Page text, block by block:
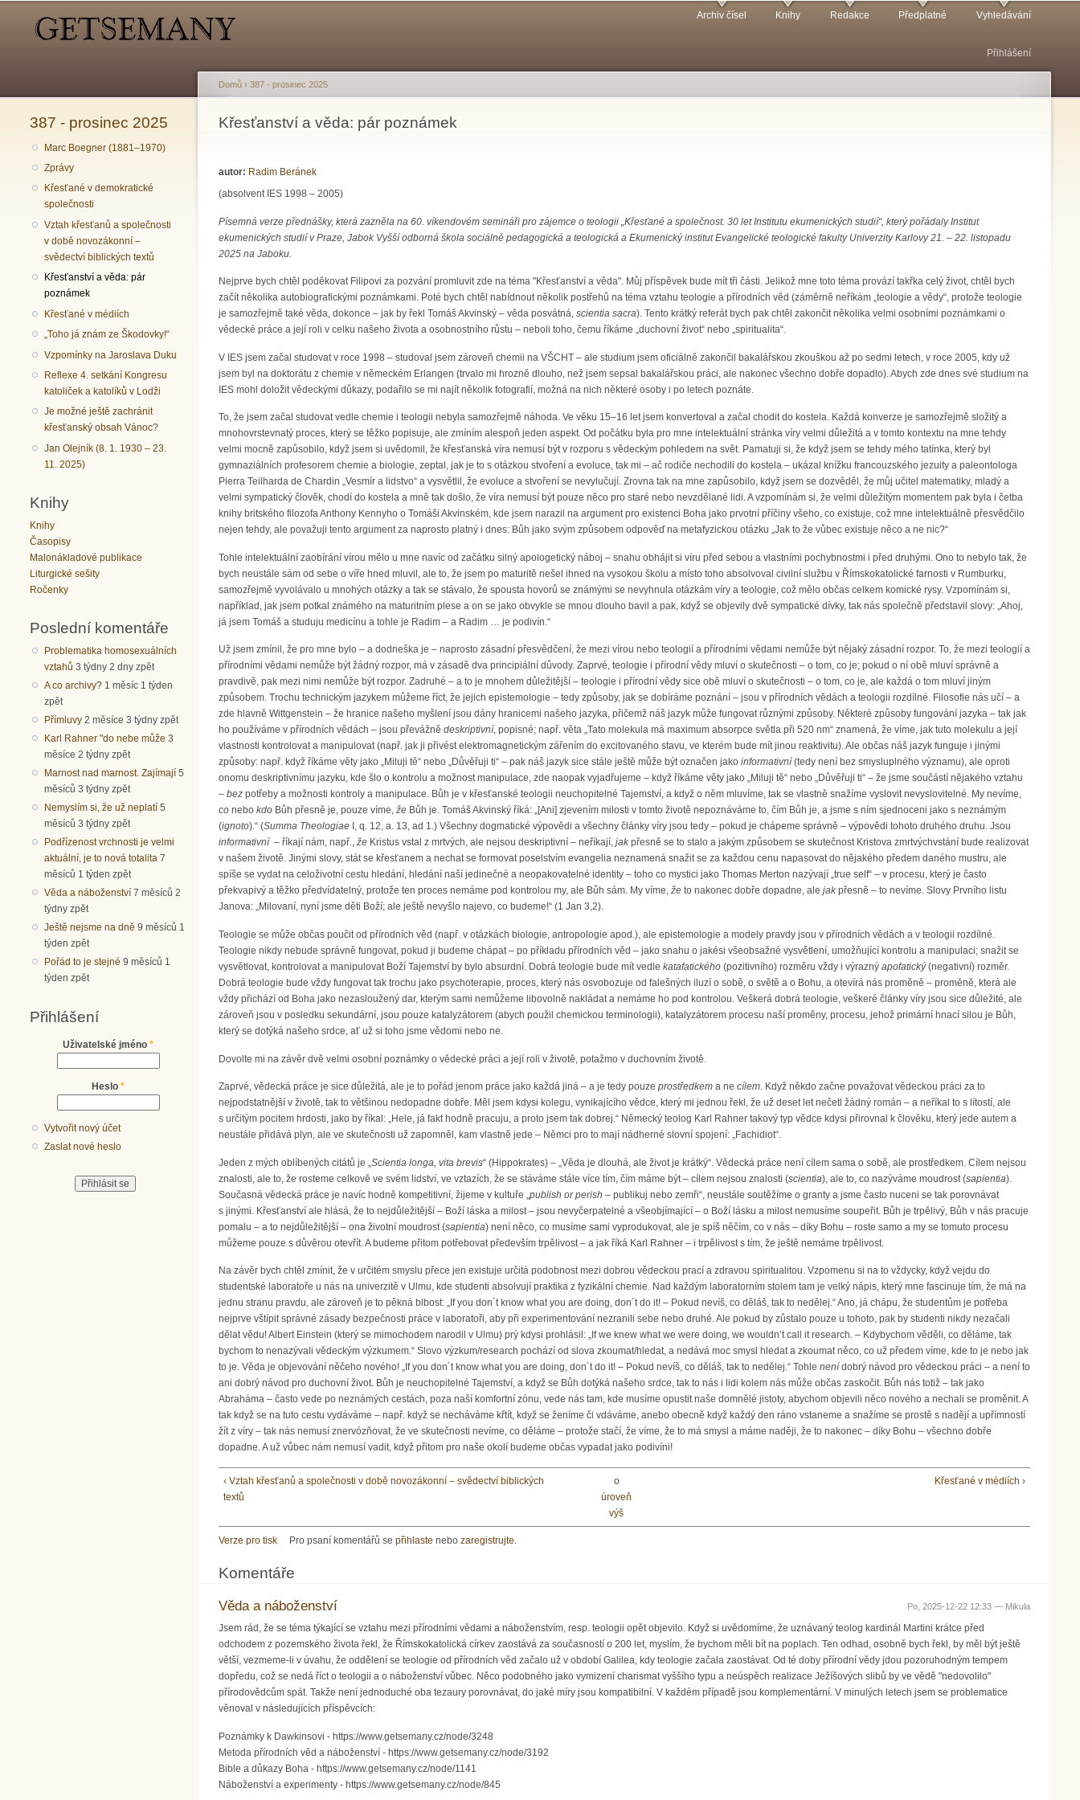
Archiv čísel Knihy Redakce Předplatné Vyhledávání
Přihlášení
387 - prosinec 2025
Marc Boegner (1881–1970)
Zprávy
Křesťané v demokratické
společnosti
Vztah křesťanů a společnosti
v době novozákonní –
svědectví biblických textů
Křesťanství a věda: pár
poznámek
Křesťané v médiích
„Toho já znám ze Škodovky!“
Vzpomínky na Jaroslava Duku
Reflexe 4. setkání Kongresu
katoliček a katolíků v Lodži
Je možné ještě zachránit
křesťanský obsah Vánoc?
Jan Olejník (8. 1. 1930 – 23.
11. 2025)
Knihy
Knihy
Časopisy
Malonákladové publikace
Liturgické sešity
Ročenky
Poslední komentáře
Problematika homosexuálních
vztahů 3 týdny 2 dny zpět
A co archivy? 1 měsíc 1 týden
zpět
Přímluvy 2 měsíce 3 týdny zpět
Karl Rahner "do nebe může 3
měsíce 2 týdny zpět
Marnost nad marnost. Zajímají 5
měsíců 3 týdny zpět
Nemyslím si, že už neplatí 5
měsíců 3 týdny zpět
Podřízenost vrchnosti je velmi
aktuální, je to nová totalita 7
měsíců 1 týden zpět
Věda a náboženství 7 měsíců 2
týdny zpět
Ještě nejsme na dně 9 měsíců 1
týden zpět
Pořád to je stejné 9 měsíců 1
týden zpět
Přihlášení
Uživatelské jméno *
Heslo *
Vytvořit nový účet
Zaslat nové heslo
Jste zde
Domů › 387 - prosinec 2025
Křesťanství a věda: pár poznámek
autor: Radim Beránek
(absolvent IES 1998 – 2005)
Písemná verze přednášky, která zazněla na 60. víkendovém semináři pro zájemce o teologii „Křesťané a společnost. 30 let Institutu ekumenických studií“, který pořádaly Institut
ekumenických studií v Praze, Jabok Vyšší odborná škola sociálně pedagogická a teologická a Ekumenický institut Evangelické teologické fakulty Univerzity Karlovy 21. – 22. listopadu
2025 na Jaboku.
Nejprve bych chtěl poděkovat Filipovi za pozvání promluvit zde na téma "Křesťanství a věda". Můj příspěvek bude mít tři části. Jelikož mne toto téma provází takřka celý život, chtěl bych
začít několika autobiografickými poznámkami. Poté bych chtěl nabídnout několik postřehů na téma vztahu teologie a přírodních věd (záměrně neříkám „teologie a vědy“, protože teologie
je samozřejmě také věda, dokonce – jak by řekl Tomáš Akvinský – věda posvátná, scientia sacra). Tento krátký referát bych pak chtěl zakončit několika velmi osobními poznámkami o
vědecké práce a její roli v celku našeho života a osobnostního růstu – neboli toho, čemu říkáme „duchovní život“ nebo „spiritualita“.
V IES jsem začal studovat v roce 1998 – studoval jsem zároveň chemii na VŠCHT – ale studium jsem oficiálně zakončil bakalářskou zkouškou až po sedmi letech, v roce 2005, kdy už
jsem byl na doktorátu z chemie v německém Erlangen (trvalo mi hrozně dlouho, než jsem sepsal bakalářskou práci, ale nakonec všechno dobře dopadlo). Abych zde dnes své studium na
IES mohl doložit vědeckými důkazy, podařilo se mi najít několik fotografií, možná na nich některé osoby i po letech poznáte.
To, že jsem začal studovat vedle chemie i teologii nebyla samozřejmě náhoda. Ve věku 15–16 let jsem konvertoval a začal chodit do kostela. Každá konverze je samozřejmě složitý a
mnohovrstevnatý proces, který se těžko popisuje, ale zmíním alespoň jeden aspekt. Od počátku byla pro mne intelektuální stránka víry velmi důležitá a v tomto kontextu na mne tehdy
velmi mocně zapůsobilo, když jsem si uvědomil, že křesťanská víra nemusí být v rozporu s vědeckým pohledem na svět. Pamatuji si, že když jsem se tehdy mého tatínka, který byl
gymnaziálních profesorem chemie a biologie, zeptal, jak je to s otázkou stvoření a evoluce, tak mi – ač rodiče nechodili do kostela – ukázal knížku francouzského jezuity a paleontologa
Pierra Teilharda de Chardin „Vesmír a lidstvo“ a vysvětlil, že evoluce a stvoření se nevylučují. Zrovna tak na mne zapůsobilo, když jsem se dozvěděl, že můj učitel matematiky, mladý a
velmi sympatický člověk, chodí do kostela a mně tak došlo, že víra nemusí být pouze něco pro staré nebo nevzdělané lidi. A vzpomínám si, že velmi důležitým momentem pak byla i četba
knihy britského filozofa Anthony Kennyho o Tomáši Akvinském, kde jsem narazil na argument pro existenci Boha jako prvotní příčiny všeho, co existuje, což mne intelektuálně přesvědčilo
nejen tehdy, ale považuji tento argument za naprosto platný i dnes: Bůh jako svým způsobem odpověď na metafyzickou otázku „Jak to že vůbec existuje něco a ne nic?“
Tohle intelektuální zaobírání vírou mělo u mne navíc od začátku silný apologetický náboj – snahu obhájit si víru před sebou a vlastními pochybnostmi i před druhými. Ono to nebylo tak, že
bych neustále sám od sebe o víře hned mluvil, ale to, že jsem po maturitě nešel ihned na vysokou školu a místo toho absolvoval civilní službu v Římskokatolické farnosti v Rumburku,
samozřejmě vyvolávalo u mnohých otázky a tak se stávalo, že spousta hovorů se známými se nevyhnula otázkám víry a teologie, což mělo občas celkem komické rysy. Vzpomínám si,
například, jak jsem potkal známého na maturitním plese a on se jako obvykle se mnou dlouho bavil a pak, když se objevily dvě sympatické dívky, tak nás společně představil slovy: „Ahoj,
já jsem Tomáš a studuju medicínu a tohle je Radim – a Radim … je podivín.“
Už jsem zmínil, že pro mne bylo – a dodneška je – naprosto zásadní přesvědčení, že mezi vírou nebo teologií a přírodními vědami nemůže být nějaký zásadní rozpor. To, že mezi teologií a
přírodními vědami nemůže být žádný rozpor, má v zásadě dva principiální důvody. Zaprvé, teologie i přírodní vědy mluví o skutečnosti – o tom, co je; pokud o ní obě mluví správně a
pravdivě, pak mezi nimi nemůže být rozpor. Zadruhé – a to je mnohem důležitější – teologie i přírodní vědy sice obě mluví o skutečnosti – o tom, co je, ale každá o tom mluví jiným
způsobem. Trochu technickým jazykem můžeme říct, že jejich epistemologie – tedy způsoby, jak se dobíráme poznání – jsou v přírodních vědách a teologii rozdílné. Filosofie nás učí – a
zde hlavně Wittgenstein – že hranice našeho myšlení jsou dány hranicemi našeho jazyka, přičemž náš jazyk může fungovat různými způsoby. Některé způsoby fungování jazyka – tak jak
ho používáme v přírodních vědách – jsou převážně deskriptivní, popisné; např. věta „Tato molekula má maximum absorpce světla při 520 nm“ znamená, že víme, jak tuto molekulu a její
vlastnosti kontrolovat a manipulovat (např. jak ji přivést elektromagnetickým zářením do excitovaného stavu, ve kterém bude mít jinou reaktivitu). Ale občas náš jazyk funguje i jinými
způsoby: např. když říkáme věty jako „Miluji tě“ nebo „Důvěřuji ti“ – pak náš jazyk sice stále ještě může být označen jako informativní (tedy není bez smysluplného významu), ale oproti
onomu deskriptivnímu jazyku, kde šlo o kontrolu a možnost manipulace, zde naopak vyjadřujeme – když říkáme věty jako „Miluji tě“ nebo „Důvěřuji ti“ – že jsme součástí nějakého vztahu
– bez potřeby a možnosti kontroly a manipulace. Bůh je v křesťanské teologii neuchopitelné Tajemství, a když o něm mluvíme, tak se vlastně snažíme vyslovit nevyslovitelné. My nevíme,
co nebo kdo Bůh přesně je, pouze víme, že Bůh je. Tomáš Akvinský říká: „[Ani] zjevením milosti v tomto životě nepoznáváme to, čím Bůh je, a jsme s ním sjednoceni jako s neznámým
(ignoto).“ (Summa Theologiae I, q. 12, a. 13, ad 1.) Všechny dogmatické výpovědi a všechny články víry jsou tedy – pokud je chápeme správně – výpovědi tohoto druhého druhu. Jsou
informativní ­ – říkají nám, např., že Kristus vstal z mrtvých, ale nejsou deskriptivní – neříkají, jak přesně se to stalo a jakým způsobem se skutečnost Kristova zmrtvýchvstání bude realizovat
v našem životě. Jinými slovy, stát se křesťanem a nechat se formovat poselstvím evangelia neznamená snažit se za každou cenu napasovat do nějakého předem daného mustru, ale
spíše se vydat na celoživotní cestu hledání, hledání naší jedinečné a neopakovatelné identity – toho co mystici jako Thomas Merton nazývají „true self“ – v procesu, který je často
překvapivý a těžko předvídatelný, protože ten proces nemáme pod kontrolou my, ale Bůh sám. My víme, že to nakonec dobře dopadne, ale jak přesně – to nevíme. Slovy Prvního listu
Janova: „Milovaní, nyní jsme děti Boží; ale ještě nevyšlo najevo, co budeme!“ (1 Jan 3,2).
Teologie se může občas poučit od přírodních věd (např. v otázkách biologie, antropologie apod.), ale epistemologie a modely pravdy jsou v přírodních vědách a v teologii rozdílné.
Teologie nikdy nebude správně fungovat, pokud ji budeme chápat – po příkladu přírodních věd – jako snahu o jakési všeobsažné vysvětlení, umožňující kontrolu a manipulaci; snažit se
vysvětlovat, kontrolovat a manipulovat Boží Tajemství by bylo absurdní. Dobrá teologie bude mít vedle katafatického (pozitivního) rozměru vždy i výrazný apofatický(negativní) rozměr.
Dobrá teologie bude vždy fungovat tak trochu jako psychoterapie, proces, který nás osvobozuje od falešných iluzí o sobě, o světě a o Bohu, a otevírá nás proměně – proměně, která ale
vždy přichází od Boha jako nezasloužený dar, kterým sami nemůžeme libovolně nakládat a nemáme ho pod kontrolou. Veškerá dobrá teologie, veškeré články víry jsou sice důležité, ale
zároveň jsou v posledku sekundární, jsou pouze katalyzátorem (abych použil chemickou terminologii), katalyzátorem procesu naší proměny, procesu, jehož primární hnací silou je Bůh,
který se dotýká našeho srdce, ať už si toho jsme vědomi nebo ne.
Dovolte mi na závěr dvě velmi osobní poznámky o vědecké práci a její roli v životě, potažmo v duchovním životě.
Zaprvé, vědecká práce je sice důležitá, ale je to pořád jenom práce jako každá jiná – a je tedy pouze prostředkem a ne cílem. Když někdo začne považovat vědeckou práci za to
nejpodstatnější v životě, tak to většinou nedopadne dobře. Měl jsem kdysi kolegu, vynikajícího vědce, který mi jednou řekl, že už deset let nečetl žádný román – a neříkal to s lítostí, ale
s určitým pocitem hrdosti, jako by říkal: „Hele, já fakt hodně pracuju, a proto jsem tak dobrej.“ Německý teolog Karl Rahner takový typ vědce kdysi přirovnal k člověku, který jede autem a
neustále přidává plyn, ale ve skutečnosti už zapomněl, kam vlastně jede – Němci pro to mají nádherné slovní spojení: „Fachidiot“.
Jeden z mých oblíbených citátů je „ Scientia longa, vita brevis“ (Hippokrates) – „Věda je dlouhá, ale život je krátký“. Vědecká práce není cílem sama o sobě, ale prostředkem. Cílem nejsou
znalosti, ale to, že rosteme celkově ve svém lidství, ve vztazích, že se stáváme stále více tím, čím máme být – cílem nejsou znalosti (scientia), ale to, co nazýváme moudrost (sapientia).
Současná vědecká práce je navíc hodně kompetitivní, žijeme v kultuře „ publish or perish – publikuj nebo zemři“, neustále soutěžíme o granty a jsme často nuceni se tak porovnávat
s jinými. Křesťanství ale hlásá, že to nejdůležitější – Boží láska a milost – jsou nevyčerpatelné a všeobjímající – o Boží lásku a milost nemusíme soupeřit. Bůh je trpělivý, Bůh v nás pracuje
pomalu – a to nejdůležitější – ona životní moudrost (sapientia) není něco, co musíme sami vyprodukovat, ale je spíš něčím, co v nás – díky Bohu – roste samo a my se tomuto procesu
můžeme pouze s důvěrou otevřít. A budeme přitom potřebovat především trpělivost – a jak říká Karl Rahner – i trpělivost s tím, že ještě nemáme trpělivost.
Na závěr bych chtěl zmínit, že v určitém smyslu přece jen existuje určitá podobnost mezi dobrou vědeckou prací a zdravou spiritualitou. Vzpomenu si na to vždycky, když vejdu do
studentské laboratoře u nás na univerzitě v Ulmu, kde studenti absolvují praktika z fyzikální chemie. Nad každým laboratorním stolem tam je velký nápis, který mne fascinuje tím, že má na
jednu stranu pravdu, ale zároveň je to pěkná blbost: „If you don´t know what you are doing, don´t do it! – Pokud nevíš, co děláš, tak to nedělej.“ Ano, já chápu, že studentům je potřeba
nejprve vštípit správné zásady bezpečnosti práce v laboratoři, aby při experimentování nezranili sebe nebo druhé. Ale pokud by zůstalo pouze u tohoto, pak by studenti nikdy nezačali
dělat vědu! Albert Einstein (který se mimochodem narodil v Ulmu) prý kdysi prohlásil: „If we knew what we were doing, we wouldn’t call it research. – Kdybychom věděli, co děláme, tak
bychom to nenazývali vědeckým výzkumem.“ Slovo výzkum/research pochází od slova zkoumat/hledat, a nedává moc smysl hledat a zkoumat něco, co už předem víme, kde to je nebo jak
to je. Věda je objevování něčeho nového! „If you don´t know what you are doing, don´t do it! – Pokud nevíš, co děláš, tak to nedělej.“ Tohle není dobrý návod pro vědeckou práci – a není to
ani dobrý návod pro duchovní život. Bůh je neuchopitelné Tajemství, a když se Bůh dotýká našeho srdce, tak to nás i lidi kolem nás může občas zaskočit. Bůh nás totiž – tak jako
Abraháma – často vede po neznámých cestách, poza naší komfortní zónu, vede nás tam, kde musíme opustit naše domnělé jistoty, abychom objevili něco nového a nechali se proměnit. A
tak když se na tuto cestu vydáváme – např. když se necháváme křtít, když se ženíme či vdáváme, anebo obecně když každý den ráno vstaneme a snažíme se prostě s nadějí a upřímností
žít z víry – tak nás nemusí znervózňovat, že ve skutečnosti nevíme, co děláme – protože stačí, že víme, že to má smysl a máme naději, že to nakonec – díky Bohu – všechno dobře
dopadne. A už vůbec nám nemusí vadit, když přitom pro naše okolí budeme občas vypadat jako podivíni!
‹ Vztah křesťanů a společnosti v době novozákonní – svědectví biblických
textů
o
úroveň
výš
Křesťané v médiích ›
Verze pro tisk Pro psaní komentářů sepřihlaste nebozaregistrujte.
Komentáře
Po, 2025-12-22 12:33 — Mikula
Věda a náboženství
Jsem rád, že se téma týkající se vztahu mezi přírodními vědami a náboženstvím, resp. teologii opět objevilo. Když si uvědomíme, že uznávaný teolog kardinál Martini krátce před
odchodem z pozemského života řekl, že Římskokatolická církev zaostává za současností o 200 let, myslím, že bychom měli bít na poplach. Ten odhad, osobně bych řekl, by měl být ještě
větší, vezmeme-li v úvahu, že oddělení se teologie od přírodních věd začalo už v období Galilea, kdy teologie začala zaostávat. Od té doby přírodní vědy jdou pozoruhodným tempem
dopředu, což se nedá říct o teologii a o náboženství vůbec. Něco podobného jako vymizení charismat vyššího typu a neúspěch realizace Ježíšových slibů by ve vědě "nedovolilo"
přírodovědcům spát. Takže není jednoduché oba tezaury porovnávat, do jaké míry jsou kompatibilní. V každém případě jsou komplementární. V minulých letech jsem se problematice
věnoval v následujících příspěvcích:
Poznámky k Dawkinsovi - https://www.getsemany.cz/node/3248
Metoda přírodních věd a náboženství - https://www.getsemany.cz/node/3192
Bible a důkazy Boha - https://www.getsemany.cz/node/1141
Náboženství a experimenty - https://www.getsemany.cz/node/845